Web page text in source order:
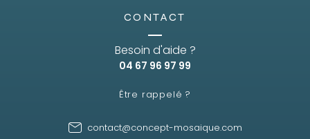
CONTACT
Besoin d'aide ?
04 67 96 97 99
Être rappelé ?
contact@concept-mosaique.com